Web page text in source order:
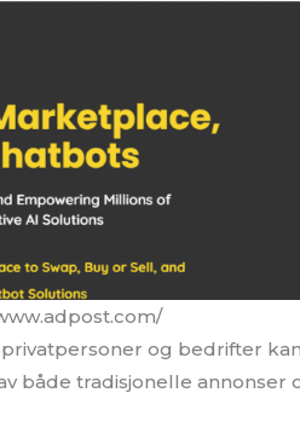
og bedrifter
både tradisjonelle annonser